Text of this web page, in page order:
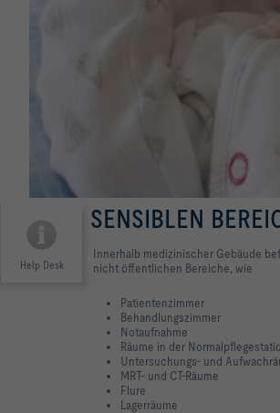
Help Desk
SENSIBLEN
Innerhalb medizinischer Gebäude
nicht öffentlichen Bereiche, wie
Patientenzimmer
Behandlungszimmer
Notaufnahme
Räume in der
Untersuchungs- und
MRT- und CT-Räume
Flure
Lagerräume